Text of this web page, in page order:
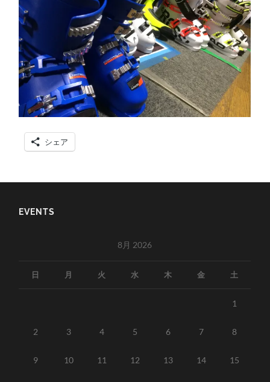
シェア
EVENTS
8月 2026
日 月 火 水 木 金 土
1
2 3 4 5 6 7 8
9 10 11 12 13 14 15